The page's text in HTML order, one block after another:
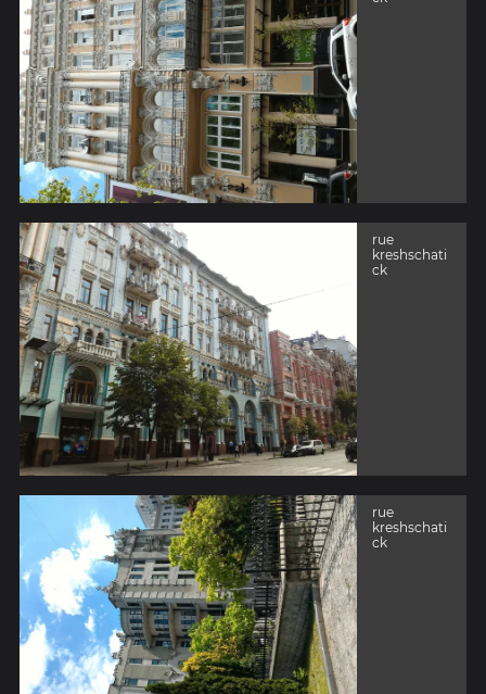
rue
kreshschati
ck
rue
kreshschati
ck